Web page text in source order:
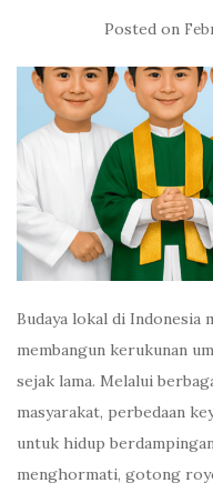
Posted on
Budaya lokal di Indonesia
membangun kerukunan
sejak lama. Melalui
masyarakat, perbedaan
untuk hidup
menghormati, gotong